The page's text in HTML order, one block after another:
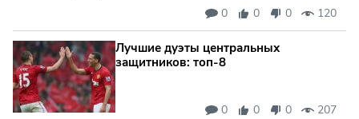
0 0 0 120
Лучшие дуэты центральных
защитников: топ‑8
0 0 0 207